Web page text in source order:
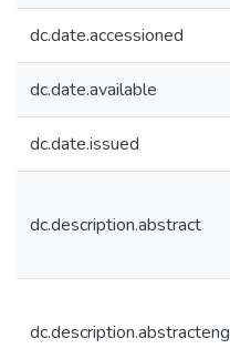
dc.date.accessioned
dc.date.available
dc.date.issued
dc.description.abstract
dc.description.abstracteng